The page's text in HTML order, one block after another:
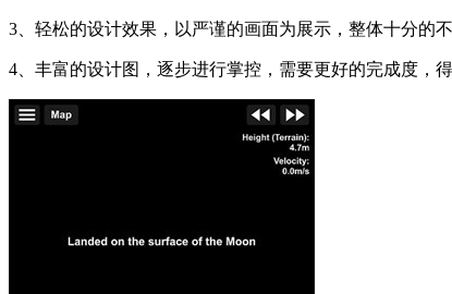
3、轻松的设计效果，以严谨的画面为展示，整体十分的不
4、丰富的设计图，逐步进行掌控，需要更好的完成度，